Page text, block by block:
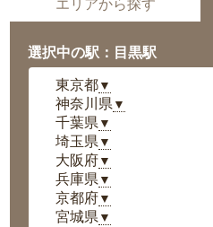
エリアから探す
選択中の駅：目黒駅
東京都▼
神奈川県 ▼
千葉県 ▼
埼玉県 ▼
大阪府▼
兵庫県 ▼
京都府▼
宮城県 ▼